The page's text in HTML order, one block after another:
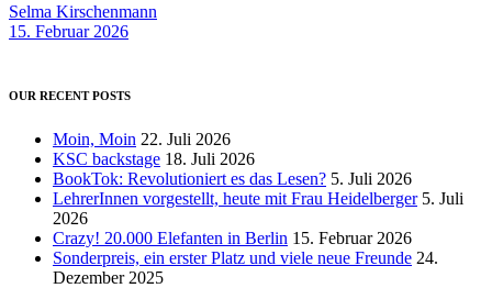
Selma Kirschenmann
15. Februar 2026
OUR RECENT POSTS
Moin, Moin 22. Juli 2026
KSC backstage 18. Juli 2026
BookTok: Revolutioniert es das Lesen? 5. Juli 2026
LehrerInnen vorgestellt, heute mit Frau Heidelberger 5. Juli
2026
Crazy! 20.000 Elefanten in Berlin 15. Februar 2026
Sonderpreis, ein erster Platz und viele neue Freunde 24.
Dezember 2025